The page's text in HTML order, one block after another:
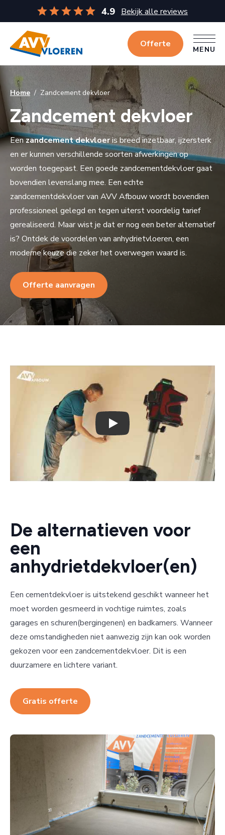
4.9 Bekijk alle reviews
Offerte
MENU
MENU
Home / Zandcement dekvloer
Zandcement dekvloer
Eenzandcement dekvloeris breed inzetbaar, ijzersterk
en er kunnen verschillende soorten afwerkingen op
worden toegepast. Een goede zandcementdekvloer gaat
bovendien levenslang mee. Een echte
zandcementdekvloer van AVV Afbouw wordt bovendien
professioneel gelegd en tegen uiterst voordelig tarief
gerealiseerd. Maar wist je dat er nog een beter alternatief
is? Ontdek de voordelen van anhydrietvloeren, een
moderne keuze die zeker het overwegen waard is.
Offerte aanvragen
De alternatieven voor
een
anhydrietdekvloer(en)
Een cementdekvloer is uitstekend geschikt wanneer het
moet worden gesmeerd in vochtige ruimtes, zoals
garages en schuren(bergingenen) en badkamers. Wanneer
deze omstandigheden niet aanwezig zijn kan ook worden
gekozen voor een zandcementdekvloer. Dit is een
duurzamere en lichtere variant.
Gratis offerte